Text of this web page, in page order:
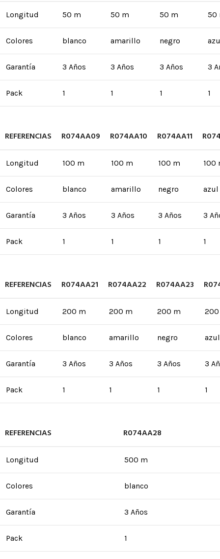
Longitud 50 m 50 m 50 m 50
Colores blanco amarillo negro
Garantía 3 Años 3 Años 3 Años 3
Pack 1 1 1 1
REFERENCIAS R074AA09 R074AA10 R074AA11
Longitud 100 m 100 m 100 m 100
Colores blanco amarillo negro azul
Garantía 3 Años 3 Años 3 Años 3
Pack 1 1 1 1
REFERENCIAS R074AA21 R074AA22 R074AA23
Longitud 200 m 200 m 200 m
Colores blanco amarillo negro azul
Garantía 3 Años 3 Años 3 Años 3
Pack 1 1 1 1
REFERENCIAS R074AA28
Longitud 500 m
Colores blanco
Garantía 3 Años
Pack 1